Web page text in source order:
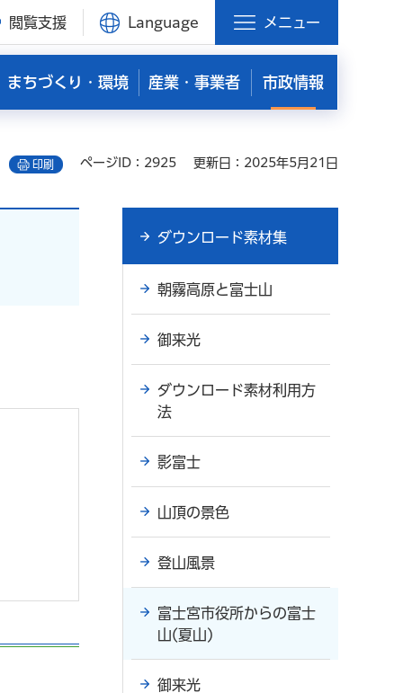
閲覧支援 Language メニュー
まちづくり・環境 産業・事業者 市政情報
印刷 ページID：2925 更新日：2025年5月21日
ダウンロード素材集
朝霧高原と富士山
御来光
ダウンロード素材利用方
法
影富士
山頂の景色
登山風景
富士宮市役所からの富士
山(夏山)
御来光